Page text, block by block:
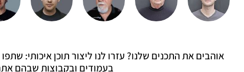
אוהבים את התכנים שלנו? עזרו לנו ליצור תוכן איכותי:
בעמודים ובקבוצות שבהם